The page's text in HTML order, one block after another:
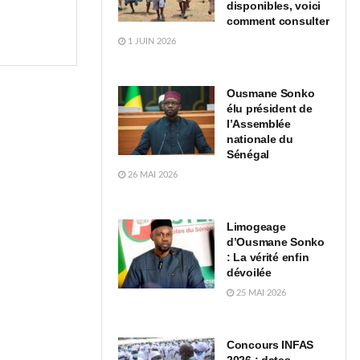
disponibles, voici
comment consulter
1 JUIN 2026
Ousmane Sonko
élu président de
l’Assemblée
nationale du
Sénégal
26 MAI 2026
Limogeage
d’Ousmane Sonko
: La vérité enfin
dévoilée
25 MAI 2026
Concours INFAS